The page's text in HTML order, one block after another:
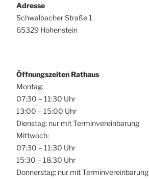
Adresse
Schwalbacher Straße 1
65329 Hohenstein
Öffnungszeiten Rathaus
Montag:
07:30 – 11:30 Uhr
13:00 – 15:00 Uhr
Dienstag: nur mit Terminvereinbarung
Mittwoch:
07:30 – 11:30 Uhr
15:30 – 18.30 Uhr
Donnerstag: nur mit Terminvereinbarung